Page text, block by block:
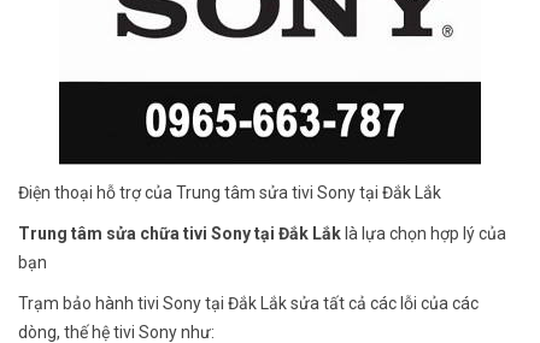
Điện thoại hỗ trợ của Trung tâm sửa tivi Sony tại Đắk Lắk
Trung tâm sửa chữa tivi Sony tại Đắk Lắk là lựa chọn hợp lý của
bạn
Trạm bảo hành tivi Sony tại Đắk Lắk sửa tất cả các lỗi của các
dòng, thế hệ tivi Sony như: